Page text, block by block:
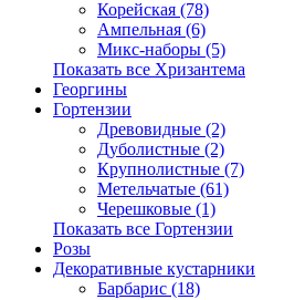
Корейская (78)
Ампельная (6)
Микс-наборы (5)
Показать все Хризантема
Георгины
Гортензии
Древовидные (2)
Дуболистные (2)
Крупнолистные (7)
Метельчатые (61)
Черешковые (1)
Показать все Гортензии
Розы
Декоративные кустарники
Барбарис (18)